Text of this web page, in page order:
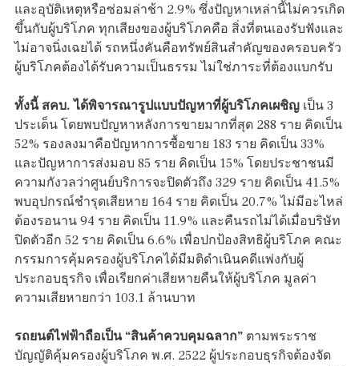
และอุบัติเหตุหรือซ่อมล่าช้า 2.9% ซึ่งปัญหาเหล่านี้ไม่ควรเกิด
ขึ้นกับผู้บริโภค ทุกเสียงของผู้บริโภคคือ สิ่งที่ตนเองรับฟังและ
ไม่อาจนิ่งเฉยได้ รถหนึ่งคันคือทรัพย์สินสำคัญของครอบครัว
ผู้บริโภคต้องได้รับความเป็นธรรม ไม่ใช่ภาระที่ต้องแบกรับ
ทั้งนี้ สคบ. ได้พิจารณารูปแบบปัญหาที่ผู้บริโภคเผชิญ เป็น 3
ประเด็น โดยพบปัญหาหลังการขายมากที่สุด 288 ราย คิดเป็น
52% รองลงมาคือปัญหาการซื้อขาย 183 ราย คิดเป็น 33%
และปัญหาการส่งมอบ 85 ราย คิดเป็น 15% โดยประชาชนมี
ความกังวลว่าศูนย์บริการจะปิดตัวถึง 329 ราย คิดเป็น 41.5%
พบอุปกรณ์ชำรุดเสียหาย 164 ราย คิดเป็น 20.7% ไม่มีอะไหล่
ต้องรอนาน 94 ราย คิดเป็น 11.9% และคืนรถไม่ได้เมื่อบริษัท
ปิดตัวอีก 52 ราย คิดเป็น 6.6% เพื่อปกป้องสิทธิผู้บริโภค คณะ
กรรมการคุ้มครองผู้บริโภคได้มีมติดำเนินคดีแพ่งกับผู้
ประกอบธุรกิจ เพื่อเรียกค่าเสียหายคืนให้ผู้บริโภค มูลค่า
ความเสียหายกว่า 103.1 ล้านบาท
รถยนต์ไฟฟ้าถือเป็น “สินค้าควบคุมฉลาก” ตามพระราช
บัญญัติคุ้มครองผู้บริโภค พ.ศ. 2522 ผู้ประกอบธุรกิจต้องจัด